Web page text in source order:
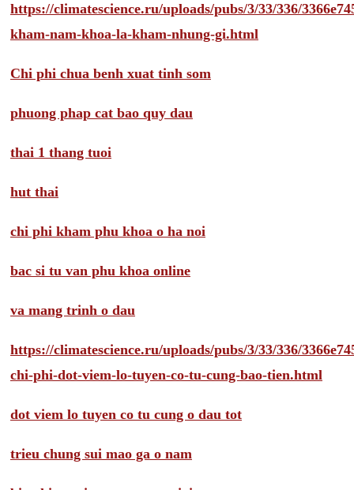
https://climatescience.ru/uploads/pubs/3/33/336/
kham-nam-khoa-la-kham-nhung-gi.html
Chi phi chua benh xuat tinh som
phuong phap cat bao quy dau
thai 1 thang tuoi
hut thai
chi phi kham phu khoa o ha noi
bac si tu van phu khoa online
va mang trinh o dau
https://climatescience.ru/uploads/pubs/3/33/336/
chi-phi-dot-viem-lo-tuyen-co-tu-cung-bao-tien.html
dot viem lo tuyen co tu cung o dau tot
trieu chung sui mao ga o nam